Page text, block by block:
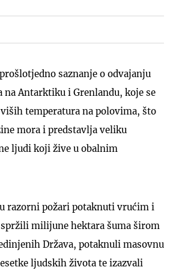
saznanje o odvajanju
na Antarktiku i Grenlandu, koje se
temperatura na polovima, što
mora i predstavlja veliku
ljudi koji žive u obalnim
razorni požari potaknuti vrućim i
milijune hektara šuma širom
Država, potaknuli masovnu
ljudskih života te izazvali